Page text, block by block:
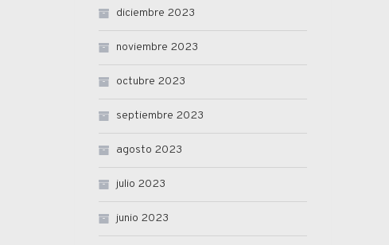
diciembre 2023
noviembre 2023
octubre 2023
septiembre 2023
agosto 2023
julio 2023
junio 2023